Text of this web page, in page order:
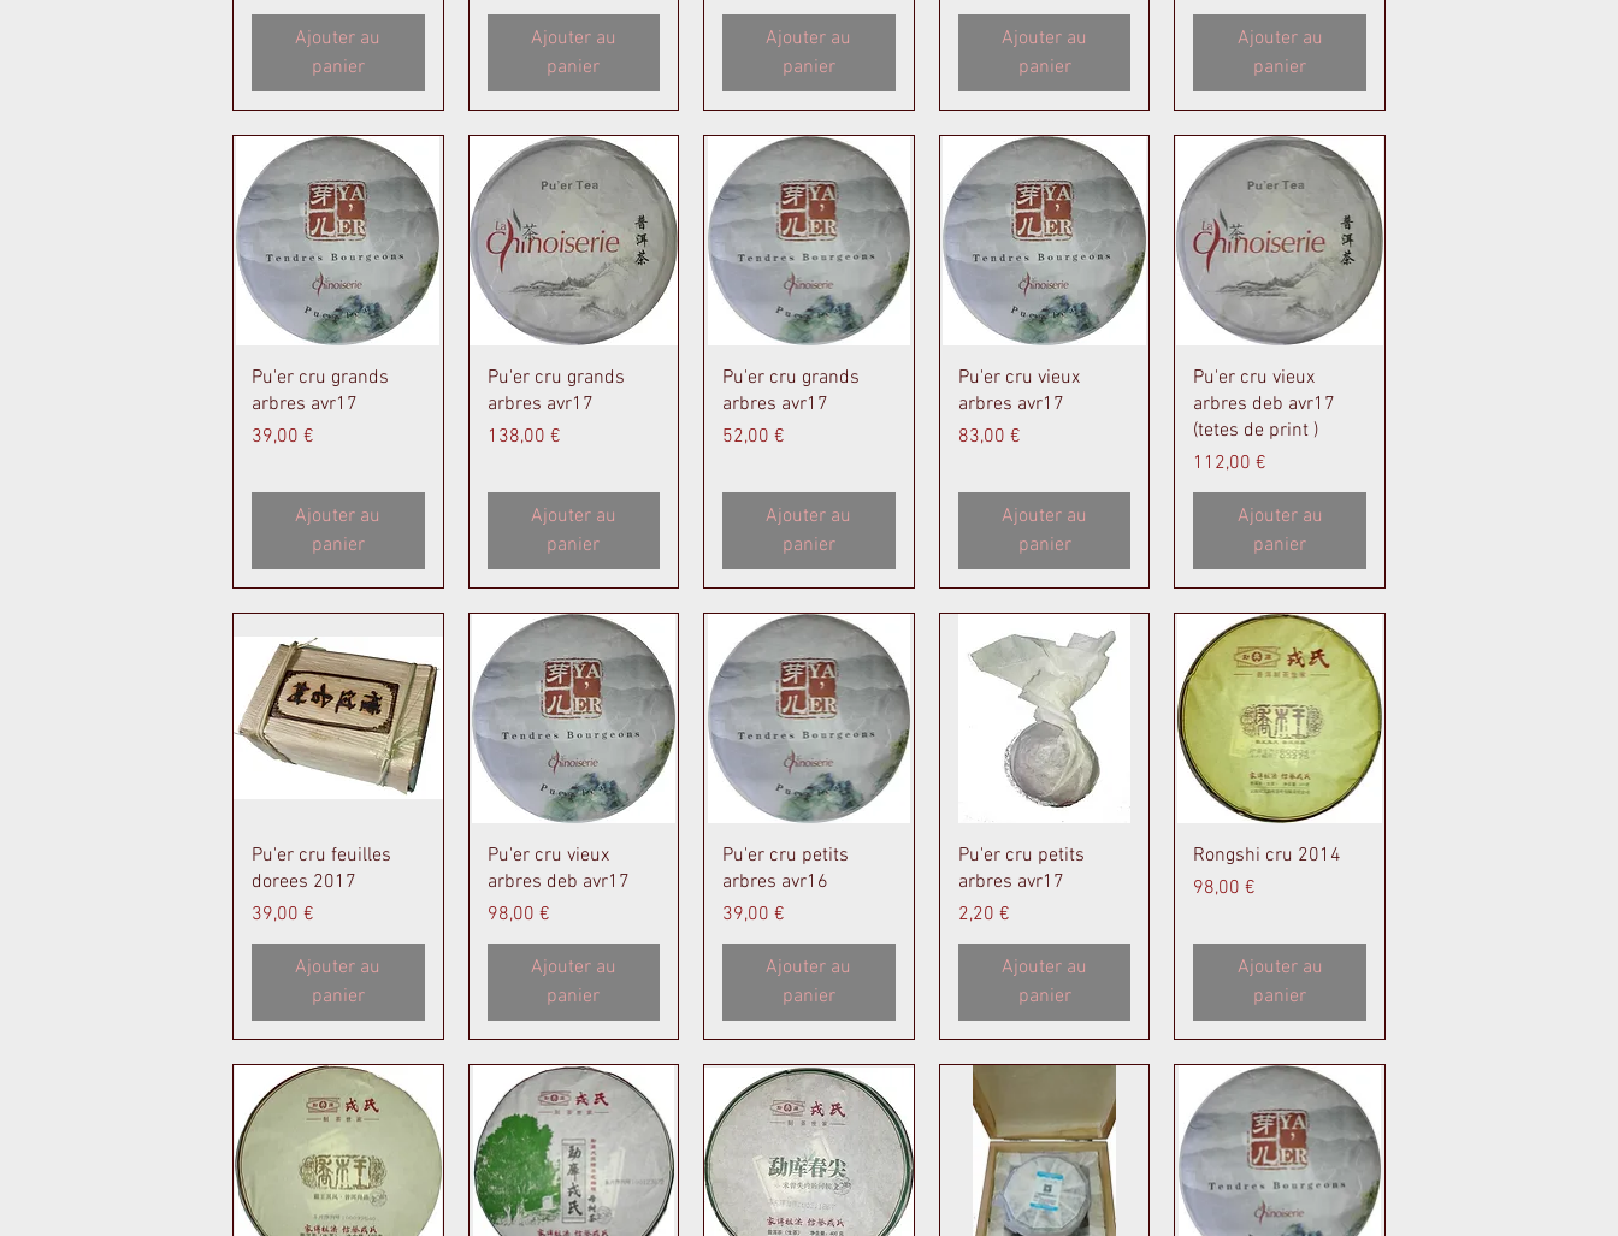
Ajouter au
panier
Ajouter au
panier
Ajouter au
panier
Ajouter au
panier
Ajouter au
panier
Aperçu rapide
Pu'er cru grands
arbres avr17
Prix
39,00 €
Ajouter au
panier
Aperçu rapide
Pu'er cru grands
arbres avr17
Prix
138,00 €
Ajouter au
panier
Aperçu rapide
Pu'er cru grands
arbres avr17
Prix
52,00 €
Ajouter au
panier
Aperçu rapide
Pu'er cru vieux
arbres avr17
Prix
83,00 €
Ajouter au
panier
Aperçu rapide
Pu'er cru vieux
arbres deb avr17
(tetes de print )
Prix
112,00 €
Ajouter au
panier
Aperçu rapide
Pu'er cru feuilles
dorees 2017
Prix
39,00 €
Ajouter au
panier
Aperçu rapide
Pu'er cru vieux
arbres deb avr17
Prix
98,00 €
Ajouter au
panier
Aperçu rapide
Pu'er cru petits
arbres avr16
Prix
39,00 €
Ajouter au
panier
Aperçu rapide
Pu'er cru petits
arbres avr17
Prix
2,20 €
Ajouter au
panier
Aperçu rapide
Rongshi cru 2014
Prix
98,00 €
Ajouter au
panier